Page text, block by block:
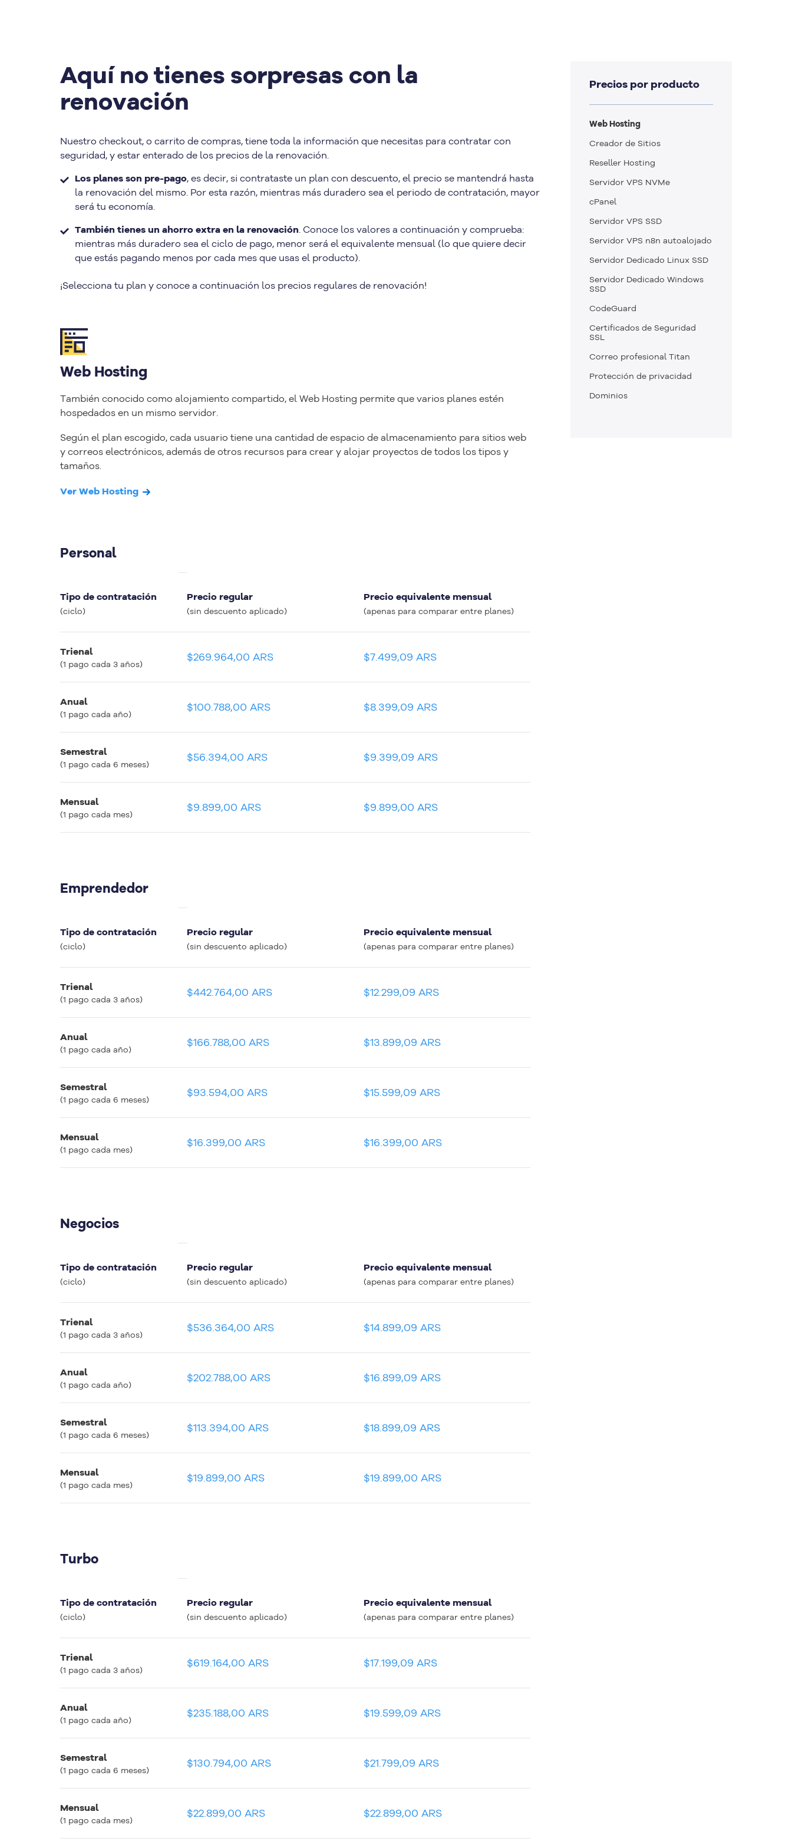
Aquí no tienes sorpresas con la
renovación
Nuestro checkout, o carrito de compras, tiene toda la información que necesitas para contratar con
seguridad, y estar enterado de los precios de la renovación.
Los planes son pre-pago, es decir, si contrataste un plan con descuento, el precio se mantendrá hasta
la renovación del mismo. Por esta razón, mientras más duradero sea el periodo de contratación, mayor
será tu economía.
También tienes un ahorro extra en la renovación. Conoce los valores a continuación y comprueba:
mientras más duradero sea el ciclo de pago, menor será el equivalente mensual (lo que quiere decir
que estás pagando menos por cada mes que usas el producto).
¡Selecciona tu plan y conoce a continuación los precios regulares de renovación!
Precios por producto
Web Hosting
Creador de Sitios
Reseller Hosting
Servidor VPS NVMe
cPanel
Servidor VPS SSD
Servidor VPS n8n autoalojado
Servidor Dedicado Linux SSD
Servidor Dedicado Windows
SSD
CodeGuard
Certificados de Seguridad
SSL
Correo profesional Titan
Protección de privacidad
Dominios
Web Hosting
También conocido como alojamiento compartido, el Web Hosting permite que varios planes estén
hospedados en un mismo servidor.
Según el plan escogido, cada usuario tiene una cantidad de espacio de almacenamiento para sitios web
y correos electrónicos, además de otros recursos para crear y alojar proyectos de todos los tipos y
tamaños.
Ver Web Hosting
Personal
Tipo de contratación
(ciclo)
Trienal
(1 pago cada 3 años)
Anual
(1 pago cada año)
Semestral
(1 pago cada 6 meses)
Mensual
(1 pago cada mes)
Precio equivalente mensual
(apenas para comparar entre planes)
$7.499,09 ARS
$8.399,09 ARS
$9.399,09 ARS
$9.899,00 ARS
Precio regular
(sin descuento aplicado)
$269.964,00 ARS
$100.788,00 ARS
$56.394,00 ARS
$9.899,00 ARS
Precio equivalente mensual
(apenas para comparar entre planes)
$7.499,09 ARS
$8.399,09 ARS
$9.399,09 ARS
$9.899,00 ARS
Emprendedor
Tipo de contratación
(ciclo)
Trienal
(1 pago cada 3 años)
Anual
(1 pago cada año)
Semestral
(1 pago cada 6 meses)
Mensual
(1 pago cada mes)
Precio equivalente mensual
(apenas para comparar entre planes)
$12.299,09 ARS
$13.899,09 ARS
$15.599,09 ARS
$16.399,00 ARS
Precio regular
(sin descuento aplicado)
$442.764,00 ARS
$166.788,00 ARS
$93.594,00 ARS
$16.399,00 ARS
Precio equivalente mensual
(apenas para comparar entre planes)
$12.299,09 ARS
$13.899,09 ARS
$15.599,09 ARS
$16.399,00 ARS
Negocios
Tipo de contratación
(ciclo)
Trienal
(1 pago cada 3 años)
Anual
(1 pago cada año)
Semestral
(1 pago cada 6 meses)
Mensual
(1 pago cada mes)
Precio equivalente mensual
(apenas para comparar entre planes)
$14.899,09 ARS
$16.899,09 ARS
$18.899,09 ARS
$19.899,00 ARS
Precio regular
(sin descuento aplicado)
$536.364,00 ARS
$202.788,00 ARS
$113.394,00 ARS
$19.899,00 ARS
Precio equivalente mensual
(apenas para comparar entre planes)
$14.899,09 ARS
$16.899,09 ARS
$18.899,09 ARS
$19.899,00 ARS
Turbo
Tipo de contratación
(ciclo)
Trienal
(1 pago cada 3 años)
Anual
(1 pago cada año)
Semestral
(1 pago cada 6 meses)
Mensual
(1 pago cada mes)
Precio equivalente mensual
(apenas para comparar entre planes)
$17.199,09 ARS
$19.599,09 ARS
$21.799,09 ARS
$22.899,00 ARS
Precio regular
(sin descuento aplicado)
$619.164,00 ARS
$235.188,00 ARS
$130.794,00 ARS
$22.899,00 ARS
Precio equivalente mensual
(apenas para comparar entre planes)
$17.199,09 ARS
$19.599,09 ARS
$21.799,09 ARS
$22.899,00 ARS